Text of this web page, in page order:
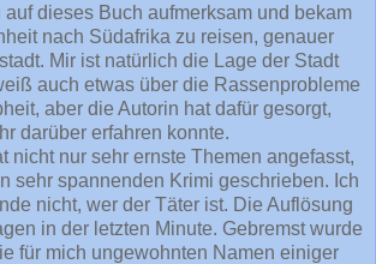
dieses Buch aufmerksam und bekam
nach Südafrika zu reisen, genauer
Mir ist natürlich die Lage der Stadt
auch etwas über die Rassenprobleme
aber die Autorin hat dafür gesorgt,
darüber erfahren konnte.
nicht nur sehr ernste Themen angefasst,
sehr spannenden Krimi geschrieben. Ich
nicht, wer der Täter ist. Die Auflösung
in der letzten Minute. Gebremst wurde
für mich ungewohnten Namen einiger